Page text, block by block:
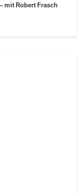
mit Robert Frasch